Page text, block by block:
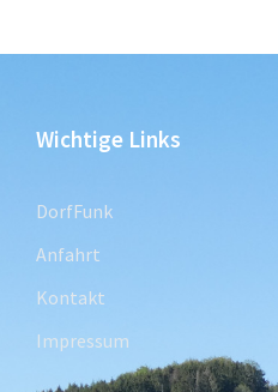
Wichtige Links
DorfFunk
Anfahrt
Kontakt
Impressum